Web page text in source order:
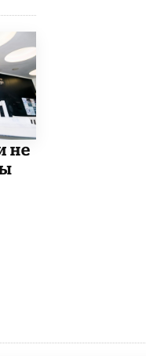
не
8 ИЮНЯ /АНОНС